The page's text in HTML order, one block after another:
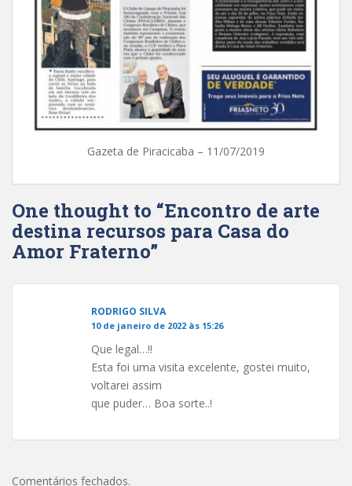
Gazeta de Piracicaba – 11/07/2019
One thought to “Encontro de arte
destina recursos para Casa do
Amor Fraterno”
RODRIGO SILVA
10 de janeiro de 2022 às 15:26
Que legal…!!
Esta foi uma visita excelente, gostei muito,
voltarei assim
que puder… Boa sorte..!
Comentários fechados.